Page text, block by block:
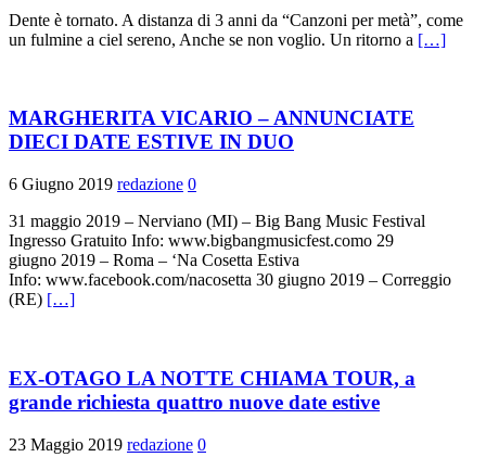
Dente è tornato. A distanza di 3 anni da “Canzoni per metà”, come
un fulmine a ciel sereno, Anche se non voglio. Un ritorno a […]
MARGHERITA VICARIO – ANNUNCIATE
DIECI DATE ESTIVE IN DUO
6 Giugno 2019 redazione 0
31 maggio 2019 – Nerviano (MI) – Big Bang Music Festival
Ingresso Gratuito Info: www.bigbangmusicfest.como 29
giugno 2019 – Roma – ‘Na Cosetta Estiva
Info: www.facebook.com/nacosetta 30 giugno 2019 – Correggio
(RE) […]
EX-OTAGO LA NOTTE CHIAMA TOUR, a
grande richiesta quattro nuove date estive
23 Maggio 2019 redazione 0